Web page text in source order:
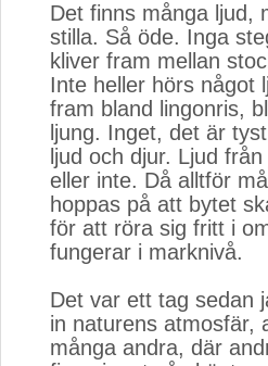
Det finns många ljud,
stilla. Så öde. Inga
kliver fram mellan
Inte heller hörs något
fram bland lingonris,
ljung. Inget, det är
ljud och djur. Ljud
eller inte. Då alltför
hoppas på att bytet
för att röra sig fritt i
fungerar i marknivå.
Det var ett tag sedan
in naturens atmosfär,
många andra, där